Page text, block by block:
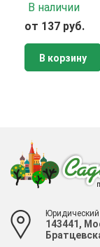
В наличии
от 137 руб.
В корзину
Юридический
143441,